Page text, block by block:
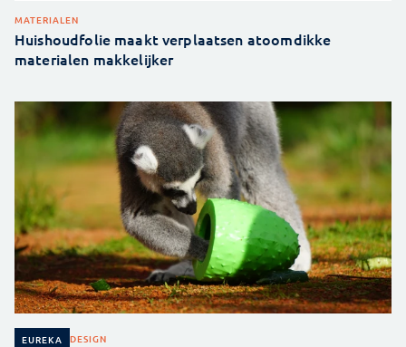
MATERIALEN
Huishoudfolie maakt verplaatsen atoomdikke
materialen makkelijker
EUREKA DESIGN